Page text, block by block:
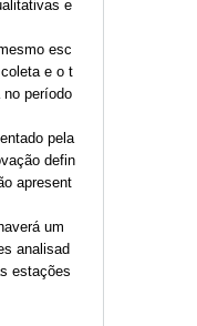
e
esc
e o t
período
pela
defin
apresent
um
analisad
estações